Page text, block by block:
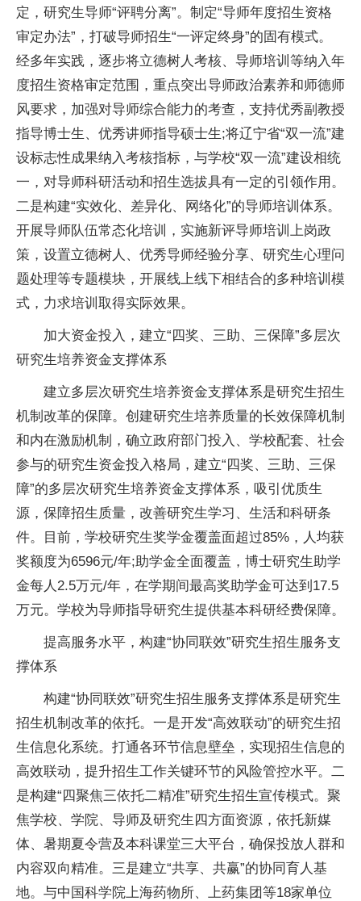
定，研究生导师“评聘分离”。制定“导师年度招生资格
审定办法”，打破导师招生“一评定终身”的固有模式。
经多年实践，逐步将立德树人考核、导师培训等纳入年
度招生资格审定范围，重点突出导师政治素养和师德师
风要求，加强对导师综合能力的考查，支持优秀副教授
指导博士生、优秀讲师指导硕士生;将辽宁省“双一流”建
设标志性成果纳入考核指标，与学校“双一流”建设相统
一，对导师科研活动和招生选拔具有一定的引领作用。
二是构建“实效化、差异化、网络化”的导师培训体系。
开展导师队伍常态化培训，实施新评导师培训上岗政
策，设置立德树人、优秀导师经验分享、研究生心理问
题处理等专题模块，开展线上线下相结合的多种培训模
式，力求培训取得实际效果。
加大资金投入，建立“四奖、三助、三保障”多层次
研究生培养资金支撑体系
建立多层次研究生培养资金支撑体系是研究生招生
机制改革的保障。创建研究生培养质量的长效保障机制
和内在激励机制，确立政府部门投入、学校配套、社会
参与的研究生资金投入格局，建立“四奖、三助、三保
障”的多层次研究生培养资金支撑体系，吸引优质生
源，保障招生质量，改善研究生学习 、生活和科研条
件。目前，学校研究生奖学金覆盖面超过85%，人均获
奖额度为6596元/年;助学金全面覆盖，博士研究生助学
金每人2.5万元/年，在学期间最高奖助学金可达到17.5
万元。学校为导师指导研究生提供基本科研经费保障。
提高服务水平 ，构建“协同联效”研究生招生服务支
撑体系
构建“协同联效”研究生招生服务支撑体系是研究生
招生机制改革的依托。一是开发“高效联动”的研究生招
生信息化系统。打通各环节信息壁垒，实现招生信息的
高效联动，提升招生工作关键环节的风险管控水平。二
是构建“四聚焦三依托二精准”研究生招生宣传模式。聚
焦学校、学院、导师及研究生四方面资源，依托新媒
体、暑期夏令营及本科课堂三大平台，确保投放人群和
内容双向精准。三是建立“共享、共赢”的协同育人基
地。与中国科学院上海药物所、上药集团等18家单位